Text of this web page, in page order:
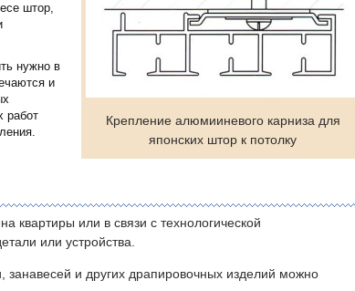
Крепление алюмииневого карниза для
японских штор к потолку
штор,
нужно в
и
работ
квартиры или в связи с технологической
или устройства.
и других драпировочных изделий можно